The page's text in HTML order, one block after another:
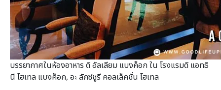
บรรยากาศในห้องอาหาร ดิ อัลเลียม แบงค็อก ใน โรงแรมดิ แอทธิ
นี โฮเทล แบงค็อก, อะ ลักซ์ชูรี คอลเล็คชั่น โฮเทล